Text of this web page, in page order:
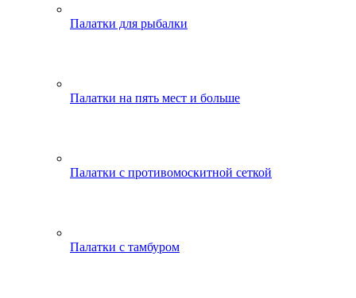
Палатки для рыбалки
Палатки на пять мест и больше
Палатки с противомоскитной сеткой
Палатки с тамбуром